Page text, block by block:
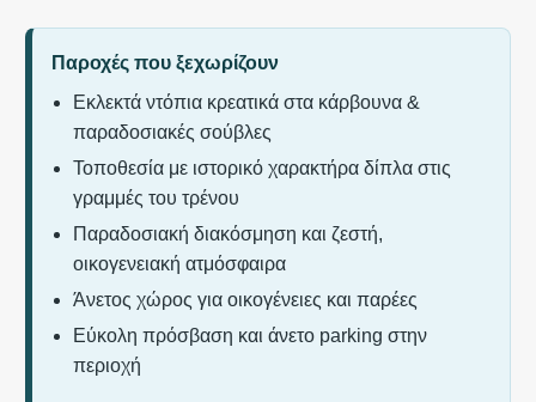
Παροχές που ξεχωρίζουν
Εκλεκτά ντόπια κρεατικά στα κάρβουνα &
παραδοσιακές σούβλες
Τοποθεσία με ιστορικό χαρακτήρα δίπλα στις
γραμμές του τρένου
Παραδοσιακή διακόσμηση και ζεστή,
οικογενειακή ατμόσφαιρα
Άνετος χώρος για οικογένειες και παρέες
Εύκολη πρόσβαση και άνετο parking στην
περιοχή